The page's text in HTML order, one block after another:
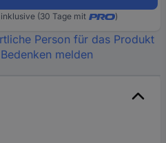
(30 Tage mit )
Person für das Produkt
melden